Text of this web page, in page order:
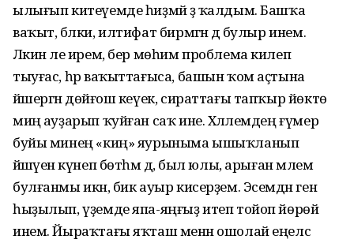
ылығып китеүемде һиҙмәй ҙә ҡалдым. Башҡа
ваҡыт, бәлки, илтифат бирмәгән дә булыр инем.
Ләкин әле ирем, бер мөһим проблема килеп
тыуғас, һәр ваҡыттағыса, башын ҡом аҫтына
йәшергән дөйәғош кеүек, сираттағы тапҡыр йөктө
миңә ауҙарып ҡуйған саҡ ине. Хәләлемдең ғүмер
буйы минең «киң» яурыныма ышыҡ­ланып
йәшәүенә күнеп бөтһәм дә, был юлы, арыған мәлем
булғанмы икән, бик ауыр кисерҙем. Эсемдән генә
һыҙылып, үҙемде япа-яңғыҙ итеп тойоп йөрөй
инем. Йыраҡтағы яҡташ менән ошолай еңелсә